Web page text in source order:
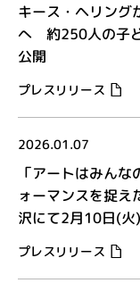
キース・ヘリング
へ 約250人の子
公開
プレスリリース
2026.01.07
「アートはみん
ォーマンスを捉え
沢にて2月10日(火
プレスリリース